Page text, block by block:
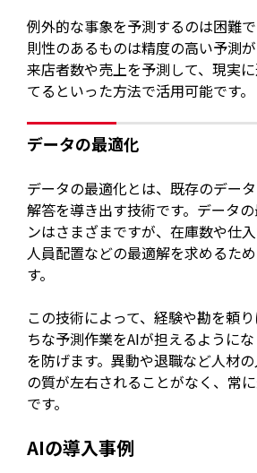
例外的な事象を予測するのは困難
則性のあるものは精度の高い予測
来店者数や売上を予測して、現実
てるといった方法で活用可能です。
データの最適化
データの最適化とは、既存のデー
解答を導き出す技術です。データ
ンはさまざまですが、在庫数や仕入
人員配置などの最適解を求めるた
す。
この技術によって、経験や勘を頼
ちな予測作業をAIが担えるように
を防げます。異動や退職など人材
の質が左右されることがなく、常
です。
AIの導入事例